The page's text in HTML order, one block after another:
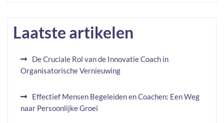
Laatste artikelen
De Cruciale Rol van de Innovatie Coach in
Organisatorische Vernieuwing
Effectief Mensen Begeleiden en Coachen: Een Weg
naar Persoonlijke Groei